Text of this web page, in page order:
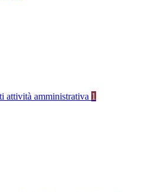
attività amministrativa 1